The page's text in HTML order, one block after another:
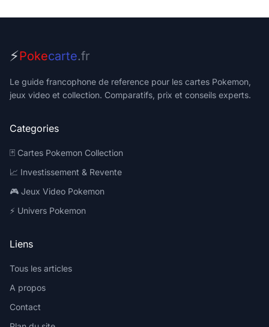
⚡Pokecarte.fr
Le guide francophone de reference pour les cartes Pokemon,
jeux video et collection. Comparatifs, prix et conseils experts.
Categories
🃏 Cartes Pokemon Collection
📈 Investissement & Revente
🎮 Jeux Video Pokemon
⚡ Univers Pokemon
Liens
Tous les articles
A propos
Contact